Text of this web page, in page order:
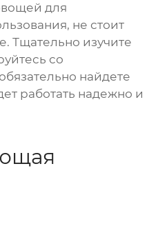
для
не стоит
Тщательно изучите
со
найдете
работать надежно и